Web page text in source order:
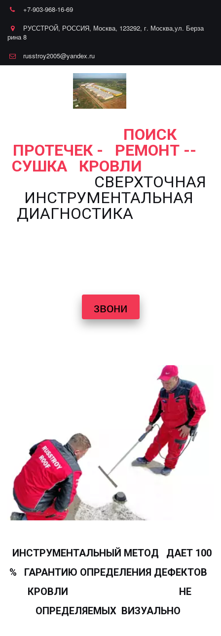
+7-903-968-16-69
РУССТРОЙ, РОССИЯ, Москва, 123292, г. Москва,ул. Берза
рина 8
russtroy2005@yandex.ru
ПОИСК
ПРОТЕЧЕК - РЕМОНТ --
СУШКА КРОВЛИ
СВЕРХТОЧНАЯ
ИНСТРУМЕНТАЛЬНАЯ
ДИАГНОСТИКА
звони
%   ГАРАНТИЮ ОПРЕДЕЛЕНИЯ ДЕФЕКТОВ
КРОВЛИ                                             НЕ
ОПРЕДЕЛЯЕМЫХ  ВИЗУАЛЬНО